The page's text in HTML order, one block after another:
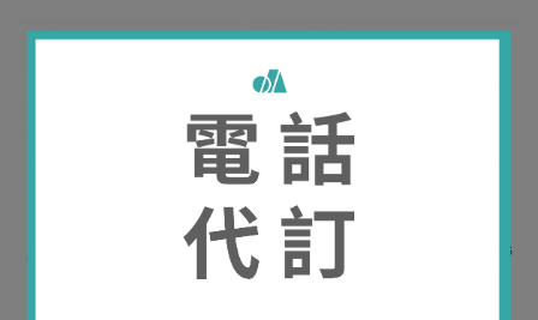
新光三越台中中港店，信義新天地A4、A8、
A11，天母店，Diamond tower，台北站前，嘉義垂楊店，高雄左營